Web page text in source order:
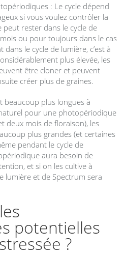
: Le cycle dépend
si vous voulez contrôler la
rester dans le cycle de
ou pour toujours dans le cas
dans le cycle de lumière, c’est à
plus élevée, les
être cloner et peuvent
créer plus de graines.
beaucoup plus longues à
pour une photopériodique
deux mois de floraison), les
plus grandes (et certaines
pendant le cycle de
aura besoin de
et si on les cultive à
lumière et de Spectrum sera
potentielles
?